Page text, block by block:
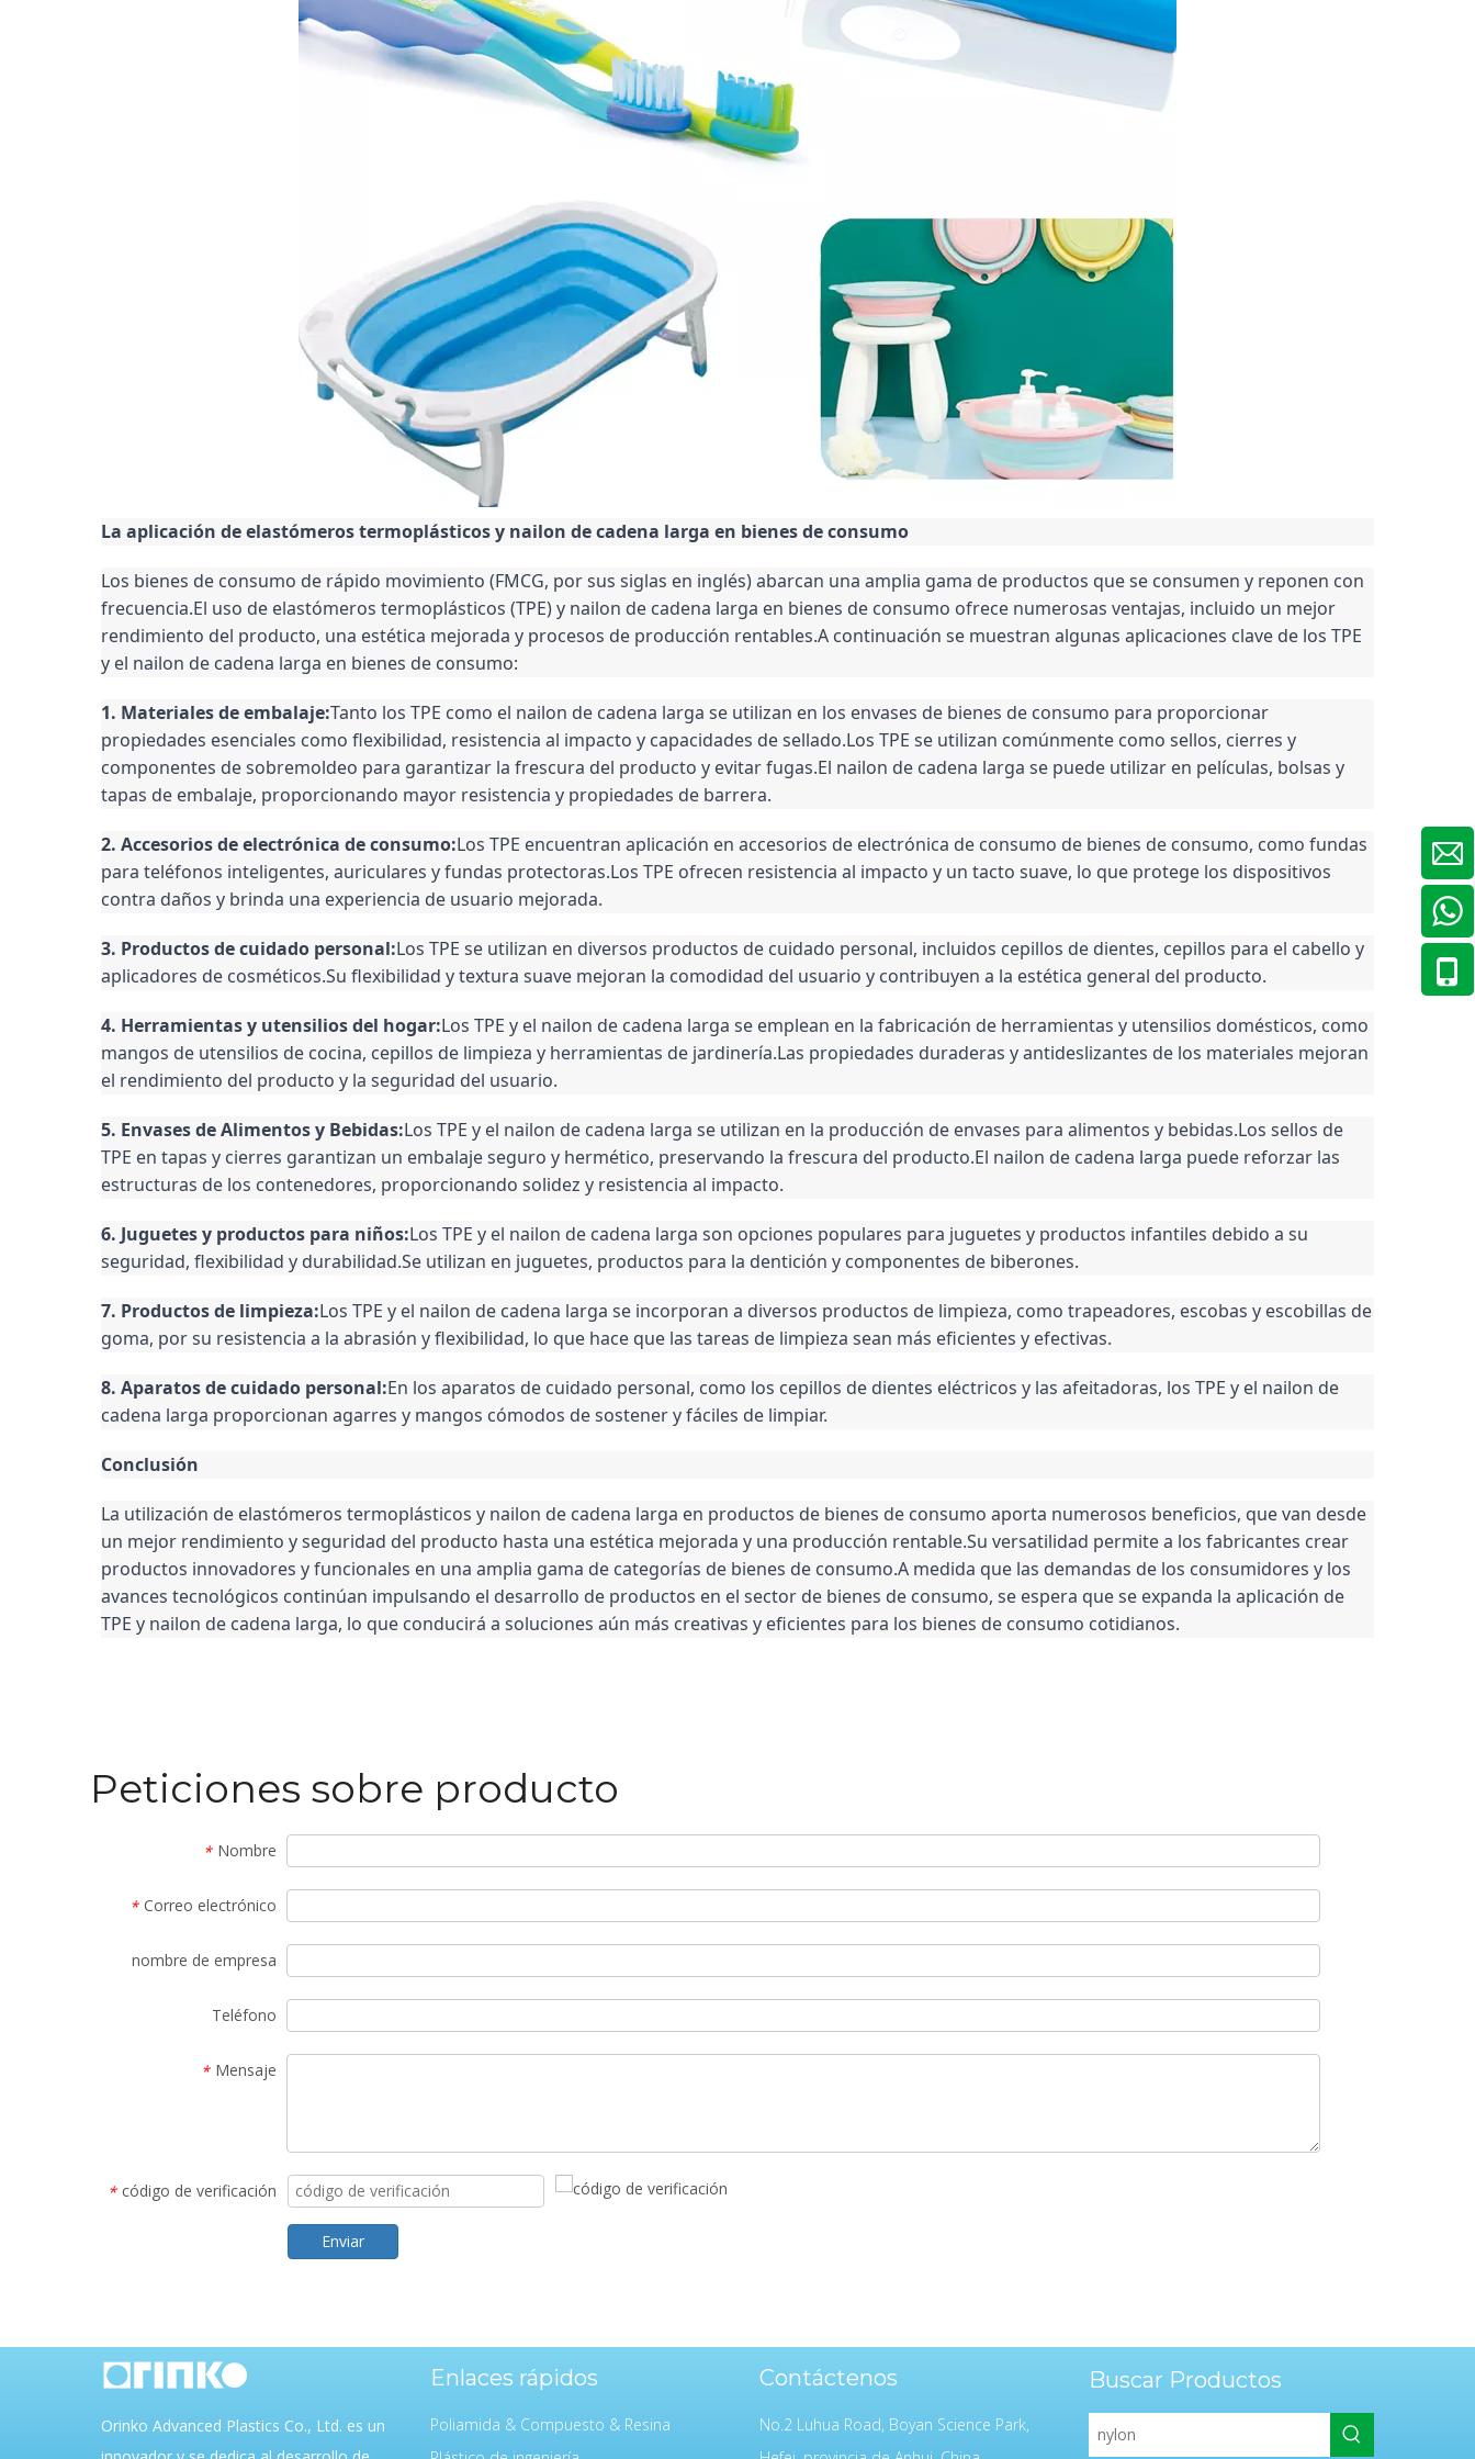
La aplicación de elastómeros termoplásticos y nailon de cadena larga en bienes de consumo
Los bienes de consumo de rápido movimiento (FMCG, por sus siglas en inglés) abarcan una amplia gama de productos que se consumen y reponen con
frecuencia.El uso de elastómeros termoplásticos (TPE) y nailon de cadena larga en bienes de consumo ofrece numerosas ventajas, incluido un mejor
rendimiento del producto, una estética mejorada y procesos de producción rentables.A continuación se muestran algunas aplicaciones clave de los TPE
y el nailon de cadena larga en bienes de consumo:
1. Materiales de embalaje:Tanto los TPE como el nailon de cadena larga se utilizan en los envases de bienes de consumo para proporcionar
propiedades esenciales como flexibilidad, resistencia al impacto y capacidades de sellado.Los TPE se utilizan comúnmente como sellos, cierres y
componentes de sobremoldeo para garantizar la frescura del producto y evitar fugas.El nailon de cadena larga se puede utilizar en películas, bolsas y
tapas de embalaje, proporcionando mayor resistencia y propiedades de barrera.
2. Accesorios de electrónica de consumo:Los TPE encuentran aplicación en accesorios de electrónica de consumo de bienes de consumo, como fundas
para teléfonos inteligentes, auriculares y fundas protectoras.Los TPE ofrecen resistencia al impacto y un tacto suave, lo que protege los dispositivos
contra daños y brinda una experiencia de usuario mejorada.
3. Productos de cuidado personal:Los TPE se utilizan en diversos productos de cuidado personal, incluidos cepillos de dientes, cepillos para el cabello y
aplicadores de cosméticos.Su flexibilidad y textura suave mejoran la comodidad del usuario y contribuyen a la estética general del producto.
4. Herramientas y utensilios del hogar:Los TPE y el nailon de cadena larga se emplean en la fabricación de herramientas y utensilios domésticos, como
mangos de utensilios de cocina, cepillos de limpieza y herramientas de jardinería.Las propiedades duraderas y antideslizantes de los materiales mejoran
el rendimiento del producto y la seguridad del usuario.
5. Envases de Alimentos y Bebidas:Los TPE y el nailon de cadena larga se utilizan en la producción de envases para alimentos y bebidas.Los sellos de
TPE en tapas y cierres garantizan un embalaje seguro y hermético, preservando la frescura del producto.El nailon de cadena larga puede reforzar las
estructuras de los contenedores, proporcionando solidez y resistencia al impacto.
6. Juguetes y productos para niños:Los TPE y el nailon de cadena larga son opciones populares para juguetes y productos infantiles debido a su
seguridad, flexibilidad y durabilidad.Se utilizan en juguetes, productos para la dentición y componentes de biberones.
7. Productos de limpieza:Los TPE y el nailon de cadena larga se incorporan a diversos productos de limpieza, como trapeadores, escobas y escobillas de
goma, por su resistencia a la abrasión y flexibilidad, lo que hace que las tareas de limpieza sean más eficientes y efectivas.
8. Aparatos de cuidado personal:En los aparatos de cuidado personal, como los cepillos de dientes eléctricos y las afeitadoras, los TPE y el nailon de
cadena larga proporcionan agarres y mangos cómodos de sostener y fáciles de limpiar.
Conclusión
La utilización de elastómeros termoplásticos y nailon de cadena larga en productos de bienes de consumo aporta numerosos beneficios, que van desde
un mejor rendimiento y seguridad del producto hasta una estética mejorada y una producción rentable.Su versatilidad permite a los fabricantes crear
productos innovadores y funcionales en una amplia gama de categorías de bienes de consumo.A medida que las demandas de los consumidores y los
avances tecnológicos continúan impulsando el desarrollo de productos en el sector de bienes de consumo, se espera que se expanda la aplicación de
TPE y nailon de cadena larga, lo que conducirá a soluciones aún más creativas y eficientes para los bienes de consumo cotidianos.
Peticiones sobre producto
* Nombre
* Correo electrónico
nombre de empresa
Teléfono
* Mensaje
* código de verificación
Enviar
Orinko Advanced Plastics Co., Ltd. es un
Enlaces rápidos
Poliamida & Compuesto & Resina
Contáctenos
No.2 Luhua Road, Boyan Science Park,
Buscar Productos